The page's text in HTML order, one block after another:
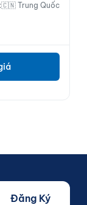
🇨🇳 Trung Quốc
Đăng Ký